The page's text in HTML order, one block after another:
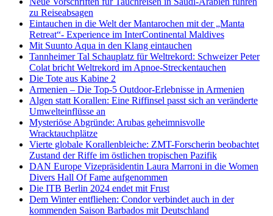
zu Reiseabsagen
Eintauchen in die Welt der Mantarochen mit der „Manta
Retreat“- Experience im InterContinental Maldives
Mit Suunto Aqua in den Klang eintauchen
Tannheimer Tal Schauplatz für Weltrekord: Schweizer Peter
Colat bricht Weltrekord im Apnoe-Streckentauchen
Die Tote aus Kabine 2
Armenien – Die Top-5 Outdoor-Erlebnisse in Armenien
Algen statt Korallen: Eine Riffinsel passt sich an veränderte
Umwelteinflüsse an
Mysteriöse Abgründe: Arubas geheimnisvolle
Wracktauchplätze
Vierte globale Korallenbleiche: ZMT-Forscherin beobachtet
Zustand der Riffe im östlichen tropischen Pazifik
DAN Europe Vizepräsidentin Laura Marroni in die Women
Divers Hall Of Fame aufgenommen
Die ITB Berlin 2024 endet mit Frust
Dem Winter entfliehen: Condor verbindet auch in der
kommenden Saison Barbados mit Deutschland